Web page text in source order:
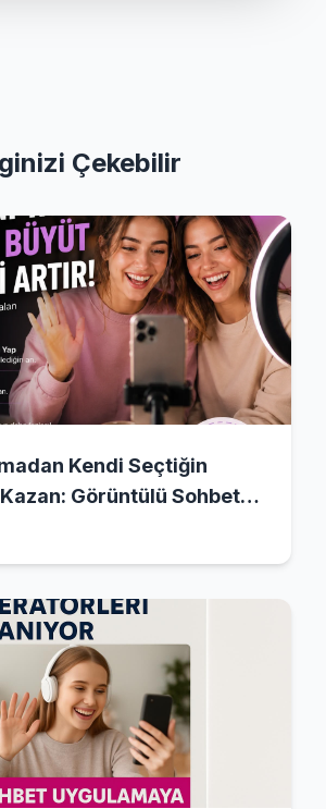
Çekebilir
Kendi Seçtiğin
Görüntülü Sohbet
Rehberi